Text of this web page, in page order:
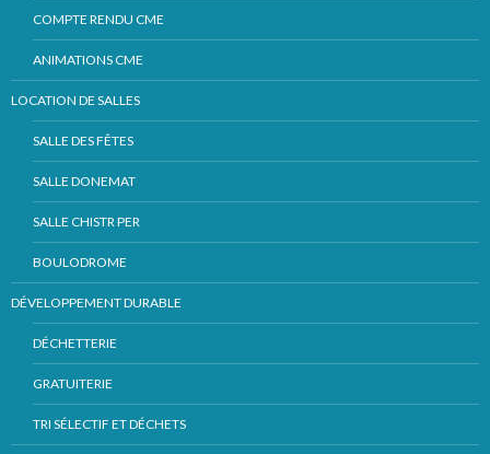
COMPTE RENDU CME
ANIMATIONS CME
LOCATION DE SALLES
SALLE DES FÊTES
SALLE DONEMAT
SALLE CHISTR PER
BOULODROME
DÉVELOPPEMENT DURABLE
DÉCHETTERIE
GRATUITERIE
TRI SÉLECTIF ET DÉCHETS